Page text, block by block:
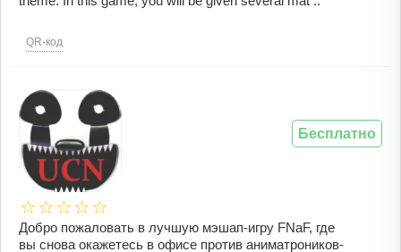
QR-код
Добро пожаловать в лучшую мэшап-игру FNaF, где
вы снова окажетесь в офисе против аниматроников-
Бесплатно